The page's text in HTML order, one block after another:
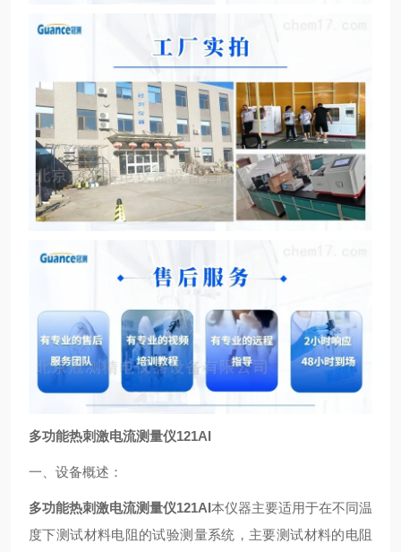
多功能热刺激电流测量仪121AI
一、设备概述：
多功能热刺激电流测量仪121AI本仪器主要适用于在不同温
度下测试材料电阻的试验测量系统，主要测试材料的电阻